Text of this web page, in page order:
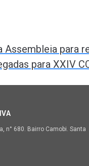
Assembleia para
para XXIV
n° 680. Bairro Camobi. Santa